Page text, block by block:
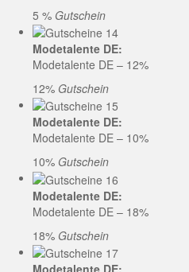
5 % Gutschein
Modetalente DE:
Modetalente DE – 12%
12% Gutschein
Modetalente DE:
Modetalente DE – 10%
10% Gutschein
Modetalente DE:
Modetalente DE – 18%
18% Gutschein
Modetalente DE: